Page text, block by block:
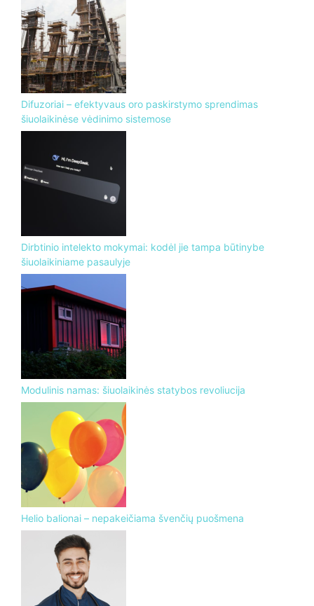
Difuzoriai – efektyvaus oro paskirstymo sprendimas
šiuolaikinėse vėdinimo sistemose
Dirbtinio intelekto mokymai: kodėl jie tampa būtinybe
šiuolaikiniame pasaulyje
Modulinis namas: šiuolaikinės statybos revoliucija
Helio balionai – nepakeičiama švenčių puošmena